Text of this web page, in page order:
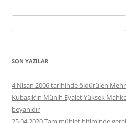
SON YAZILAR
4 Nisan 2006 tarihinde öldürülen
Kubaşık’ın Münih Eyalet Yüksek
beyanıdır
25.04.2020 Tam mühlet bitiminde